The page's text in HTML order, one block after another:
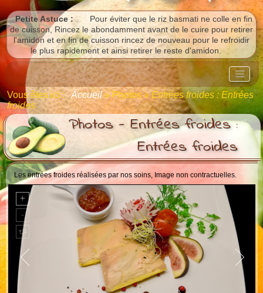
Petite Astuce :
Pour éviter que le riz basmati ne colle en fin
de cuisson, Rincez le abondamment avant de le cuire pour retirer
l'amidon et en fin de cuisson rincez de nouveau pour le refroidir
le plus rapidement et ainsi retirer le reste d'amidon.
Vous êtes ici :Accueil»Photos»Entrées froides : Entrées
froides
Photos - Entrées froides :
Entrées froides
Les entrées froides réalisées par nos soins, Image non contractuelles.